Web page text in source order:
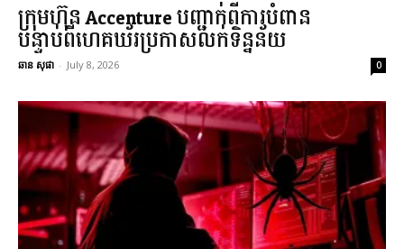
ក្រុមហ៊ុន Accenture បញ្ជាក់ពីការបំពាន
បន្ទាប់ពីហេគឃ័រប្រកាសលក់ទិន្នន័យ
ឆាន សុផា - July 8, 2026 0